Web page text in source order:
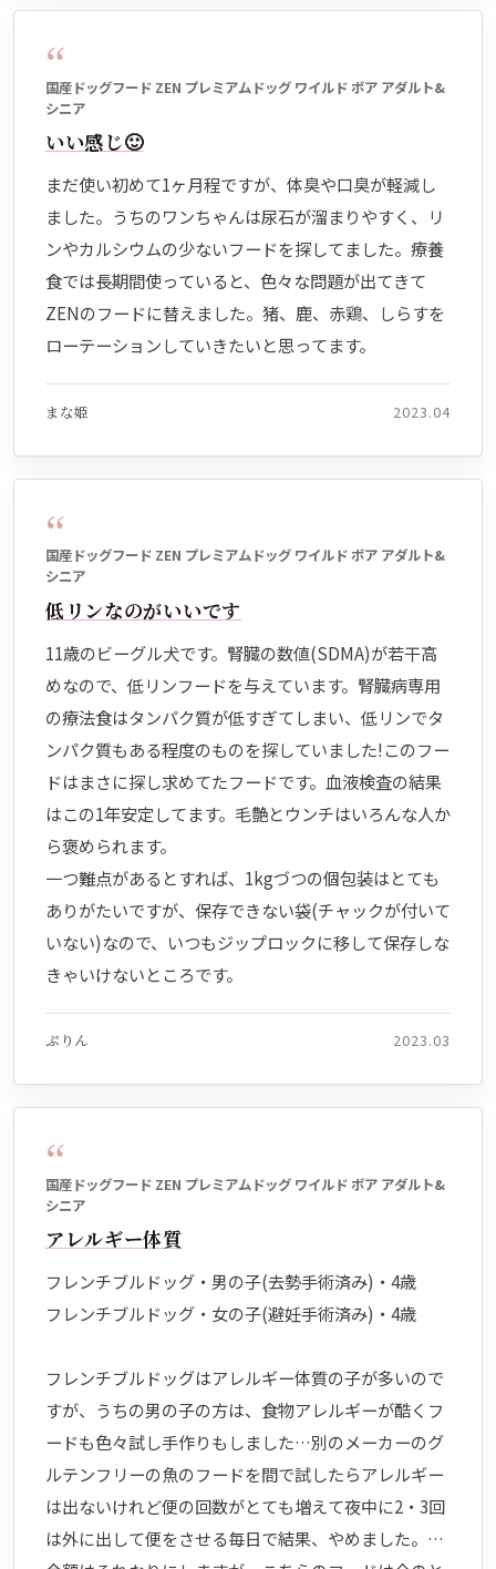
“
国産ドッグフード ZEN プレミアムドッグ ワイルド ボア アダルト&
シニア
いい感じ🙂
まだ使い初めて1ヶ月程ですが、体臭や口臭が軽減し
ました。うちのワンちゃんは尿石が溜まりやすく、リ
ンやカルシウムの少ないフードを探してました。療養
食では長期間使っていると、色々な問題が出てきて
ZENのフードに替えました。猪、鹿、赤鶏、しらすを
ローテーションしていきたいと思ってます。
まな姫 2023.04
“
国産ドッグフード ZEN プレミアムドッグ ワイルド ボア アダルト&
シニア
低リンなのがいいです
11歳のビーグル犬です。腎臓の数値(SDMA)が若干高
めなので、低リンフードを与えています。腎臓病専用
の療法食はタンパク質が低すぎてしまい、低リンでタ
ンパク質もある程度のものを探していました!このフー
ドはまさに探し求めてたフードです。血液検査の結果
はこの1年安定してます。毛艶とウンチはいろんな人か
ら褒められます。
一つ難点があるとすれば、1kgづつの個包装はとても
ありがたいですが、保存できない袋(チャックが付いて
いない)なので、いつもジップロックに移して保存しな
きゃいけないところです。
ぷりん 2023.03
“
国産ドッグフード ZEN プレミアムドッグ ワイルド ボア アダルト&
シニア
アレルギー体質
フレンチブルドッグ・男の子(去勢手術済み)・4歳
フレンチブルドッグ・女の子(避妊手術済み)・4歳
フレンチブルドッグはアレルギー体質の子が多いので
すが、うちの男の子の方は、食物アレルギーが酷くフ
ードも色々試し手作りもしました…別のメーカーのグ
ルテンフリーの魚のフードを間で試したらアレルギー
は出ないけれど便の回数がとても増えて夜中に2・3回
は外に出して便をさせる毎日で結果、やめました。…